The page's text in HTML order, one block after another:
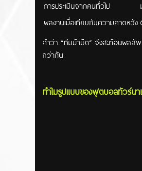
การประเมินจากคนทั่วไป
ผลงานเมื่อเทียบกับความคาดหวัง
คำว่า “ทีมม้ามืด” จึงสะท้อนผลลัพ
กว่ากัน
ทำไมรูปแบบของฟุตบอลทัวร์นา